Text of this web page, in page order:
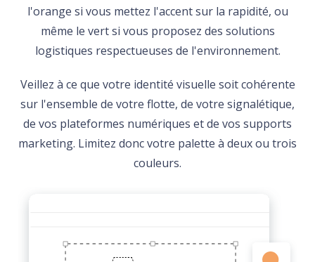
l'orange si vous mettez l'accent sur la rapidité, ou
même le vert si vous proposez des solutions
logistiques respectueuses de l'environnement.
Veillez à ce que votre identité visuelle soit cohérente
sur l'ensemble de votre flotte, de votre signalétique,
de vos plateformes numériques et de vos supports
marketing. Limitez donc votre palette à deux ou trois
couleurs.